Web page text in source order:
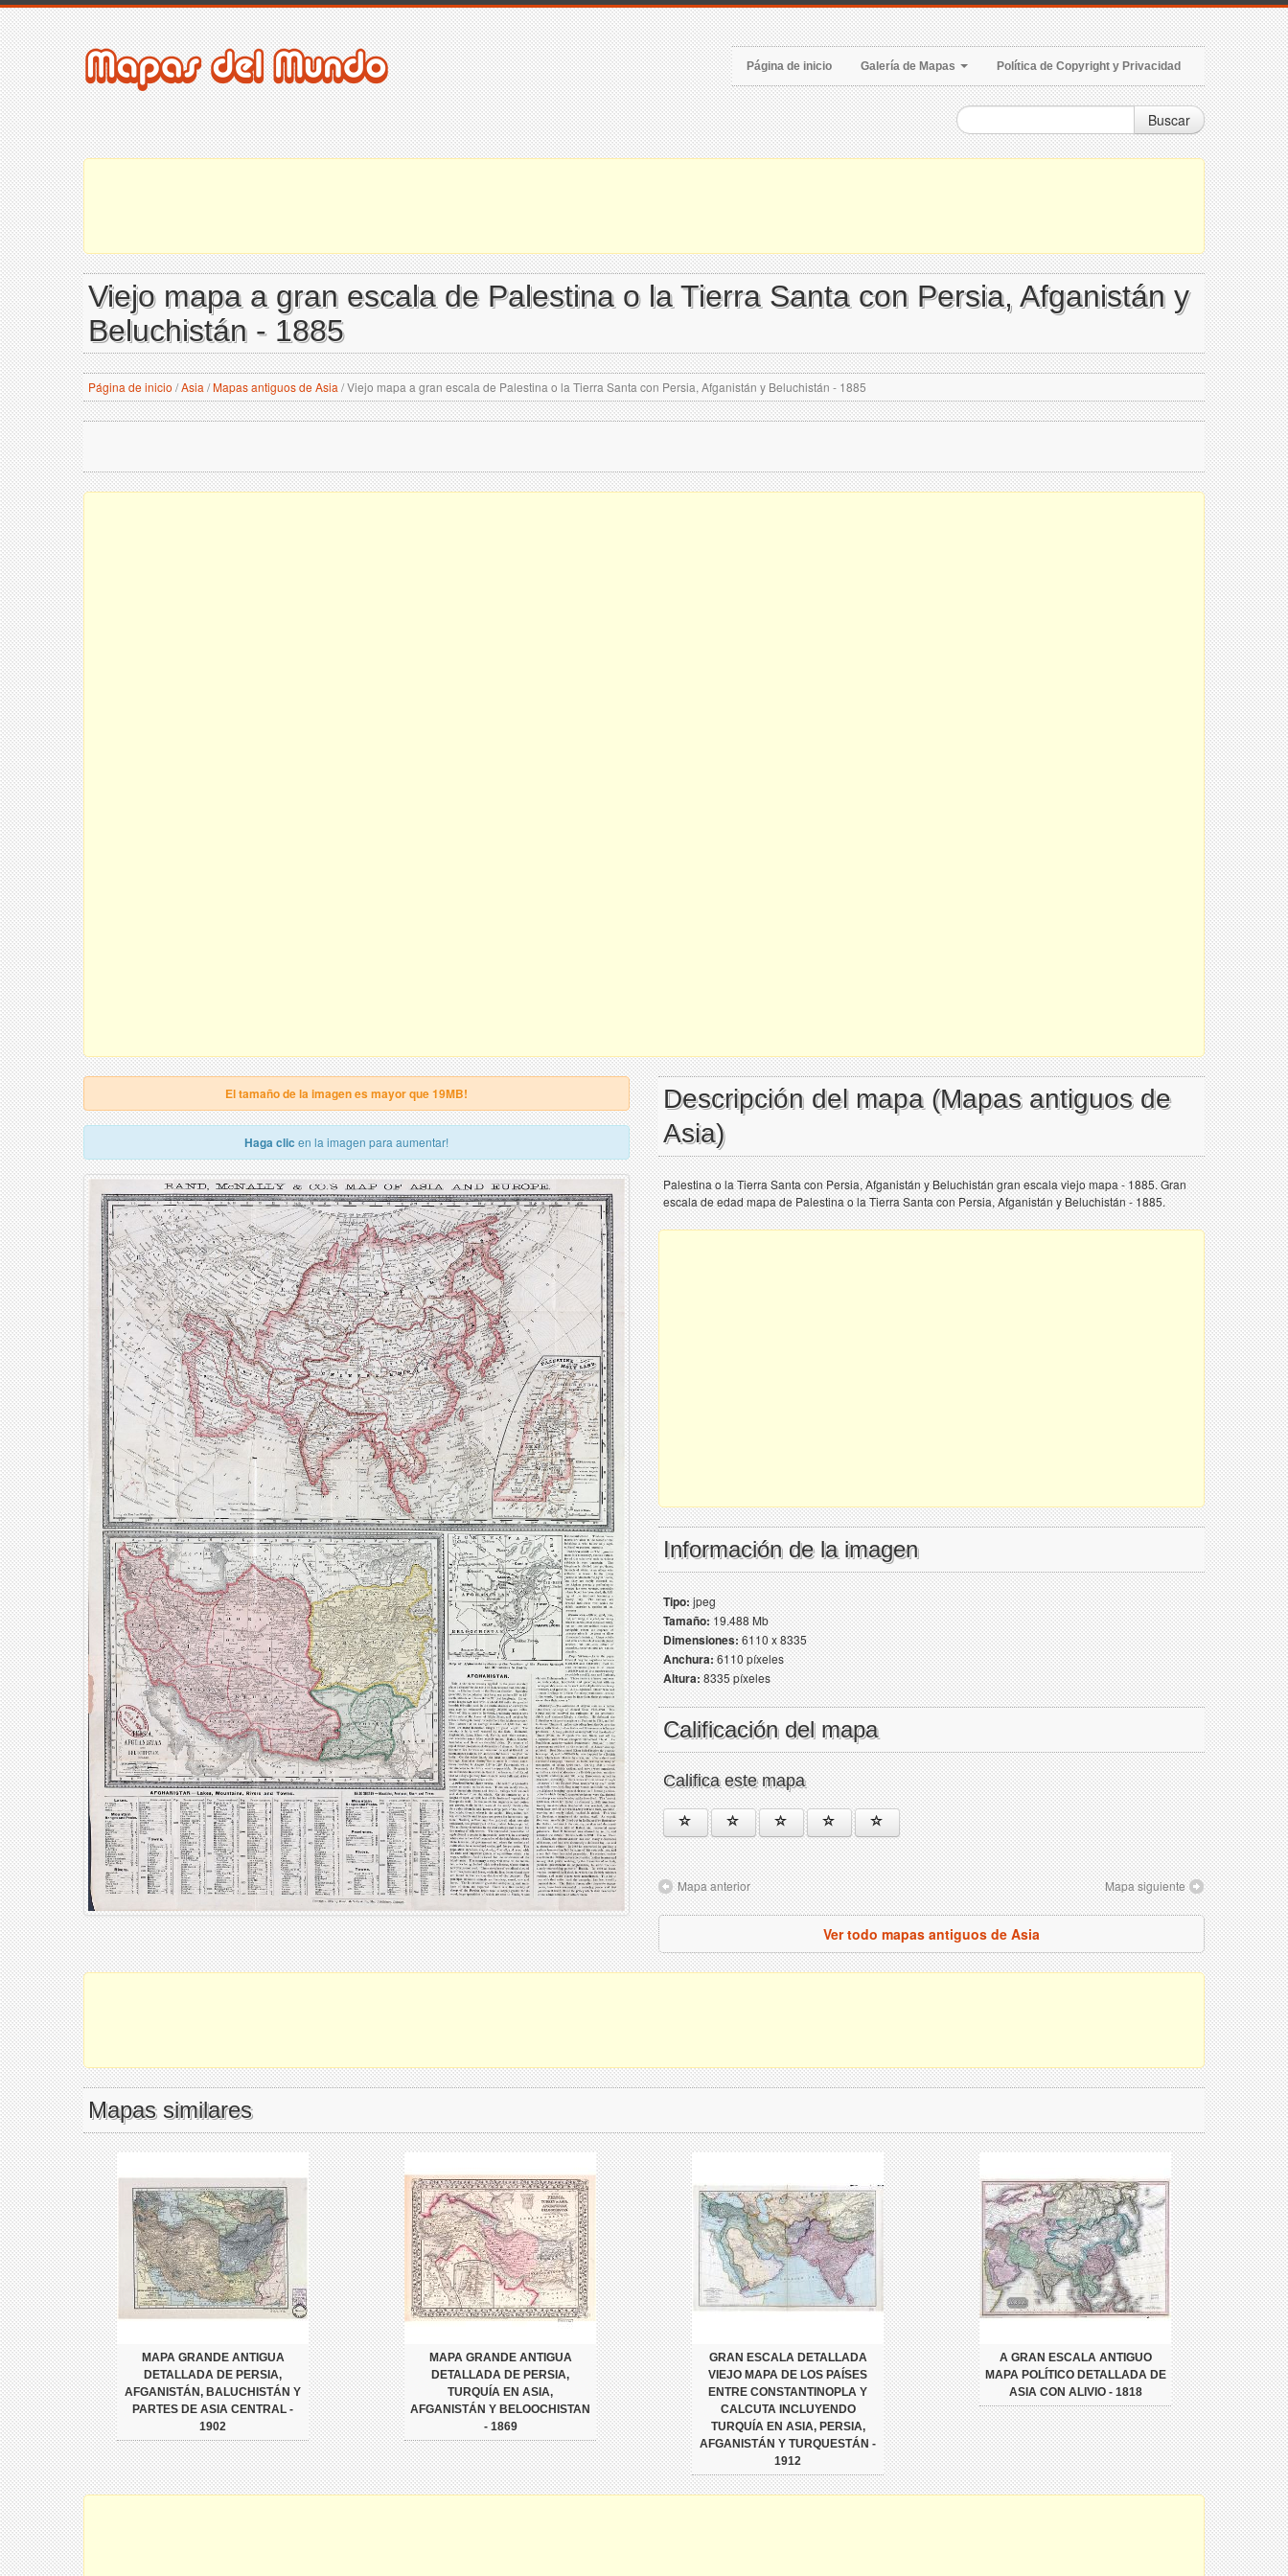
Página de inicio Galería de Mapas Política de Copyright y Privacidad
Buscar
Viejo mapa a gran escala de Palestina o la Tierra Santa con Persia, Afganistán y
Beluchistán - 1885
Página de inicio /Asia /Mapas antiguos de Asia /Viejo mapa a gran escala de Palestina o la Tierra Santa con Persia, Afganistán y Beluchistán - 1885
El tamaño de la imagen es mayor que 19MB!
Haga clic en la imagen para aumentar!
Descripción del mapa (Mapas antiguos de
Asia)
Palestina o la Tierra Santa con Persia, Afganistán y Beluchistán gran escala viejo mapa - 1885. Gran
escala de edad mapa de Palestina o la Tierra Santa con Persia, Afganistán y Beluchistán - 1885.
Información de la imagen
Tipo:jpeg
Tamaño:19.488 Mb
Dimensiones:6110 x 8335
Anchura:6110 píxeles
Altura:8335 píxeles
Calificación del mapa
Califica este mapa
Mapa anterior Mapa siguiente
Ver todo mapas antiguos de Asia
Mapas similares
MAPA GRANDE ANTIGUA
DETALLADA DE PERSIA,
AFGANISTÁN, BALUCHISTÁN Y
PARTES DE ASIA CENTRAL -
1902
MAPA GRANDE ANTIGUA
DETALLADA DE PERSIA,
TURQUÍA EN ASIA,
AFGANISTÁN Y BELOOCHISTAN
- 1869
GRAN ESCALA DETALLADA
VIEJO MAPA DE LOS PAÍSES
ENTRE CONSTANTINOPLA Y
CALCUTA INCLUYENDO
TURQUÍA EN ASIA, PERSIA,
AFGANISTÁN Y TURQUESTÁN -
1912
A GRAN ESCALA ANTIGUO
MAPA POLÍTICO DETALLADA DE
ASIA CON ALIVIO - 1818